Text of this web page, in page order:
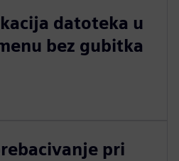
datoteka u
bez gubitka
pri